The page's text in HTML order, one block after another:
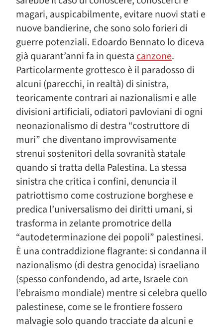
magari, auspicabilmente, evitare nuovi stati e
nuove bandierine, che sono solo forieri di
guerre potenziali. Edoardo Bennato lo diceva
già quarant’anni fa in questacanzone.
Particolarmente grottesco è il paradosso di
alcuni (parecchi, in realtà) di sinistra,
teoricamente contrari ai nazionalismi e alle
divisioni artificiali, odiatori pavloviani di ogni
neonazionalismo di destra “costruttore di
muri” che diventano improvvisamente
strenui sostenitori della sovranità statale
quando si tratta della Palestina. La stessa
sinistra che critica i confini, denuncia il
patriottismo come costruzione borghese e
predica l’universalismo dei diritti umani, si
trasforma in zelante promotrice della
“autodeterminazione dei popoli” palestinesi.
È una contraddizione flagrante: si condanna il
nazionalismo (di destra genocida) israeliano
(spesso confondendo, ad arte, Israele con
l’ebraismo mondiale) mentre si celebra quello
palestinese, come se le frontiere fossero
malvagie solo quando tracciate da alcuni e